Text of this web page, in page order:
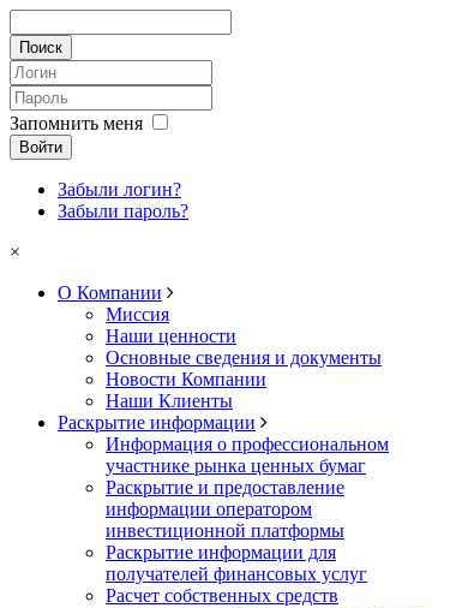
Запомнить меня
Войти
Забыли логин?
Забыли пароль?
×
О Компании
Миссия
Наши ценности
Основные сведения и документы
Новости Компании
Наши Клиенты
Раскрытие информации
Информация о профессиональном
участнике рынка ценных бумаг
Раскрытие и предоставление
информации оператором
инвестиционной платформы
Раскрытие информации для
получателей финансовых услуг
Расчет собственных средств